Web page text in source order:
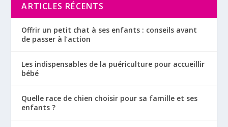
ARTICLES RÉCENTS
Offrir un petit chat à ses enfants : conseils avant
de passer à l’action
Les indispensables de la puériculture pour accueillir
bébé
Quelle race de chien choisir pour sa famille et ses
enfants ?